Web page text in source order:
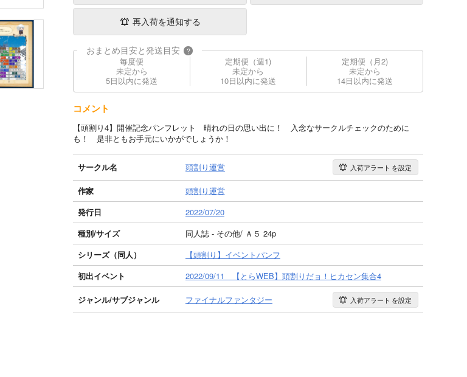
再入荷を通知する
おまとめ目安と発送目安 ?
毎度便
未定から
5日以内に発送
定期便（週1)
未定から
10日以内に発送
定期便（月2)
未定から
14日以内に発送
コメント
【頭割り4】開催記念パンフレット 晴れの日の思い出に！ 入念なサークルチェックのために
も！ 是非ともお手元にいかがでしょうか！
サークル名 頭割り運営 入荷アラート を設定
作家
頭割り運営
発行日
2022/07/20
種別/サイズ
同人誌 - その他/ Ａ５ 24p
シリーズ（同人）
【頭割り】イベントパンフ
初出イベント
2022/09/11 【とらWEB】頭割りだョ！ヒカセン集合4
ジャンル/サブジャンル ファイナルファンタジー 入荷アラート を設定